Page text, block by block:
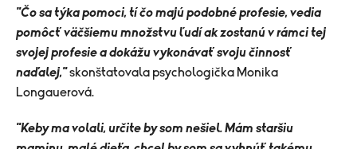
"Čo sa týka pomoci, tí čo majú podobné profesie, vedia
pomôcť väčšiemu množstvu ľudí ak zostanú v rámci tej
svojej profesie a dokážu vykonávať svoju činnosť
naďalej,"skonštatovala psychologička Monika
Longauerová.
"Keby ma volali, určite by som nešiel. Mám staršiu